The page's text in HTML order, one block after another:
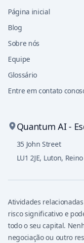
Página inicial
Blog
Sobre nós
Equipe
Glossário
Entre em contato
Quantum AI -
35 John Street
LU1 2JE, Luton,
Atividades
risco significativo e
todo o seu capital.
negociação ou outro